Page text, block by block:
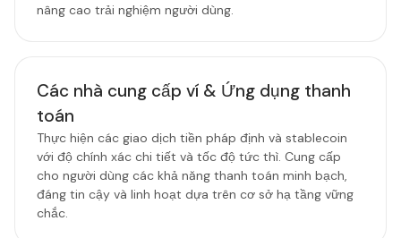
nâng cao trải nghiệm người dùng.
Các nhà cung cấp ví & Ứng dụng thanh
toán
Thực hiện các giao dịch tiền pháp định và stablecoin
với độ chính xác chi tiết và tốc độ tức thì. Cung cấp
cho người dùng các khả năng thanh toán minh bạch,
đáng tin cậy và linh hoạt dựa trên cơ sở hạ tầng vững
chắc.